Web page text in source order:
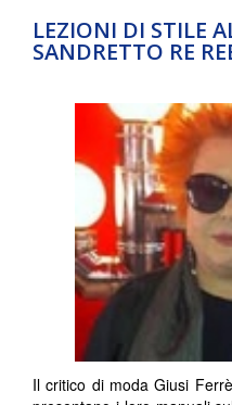
LEZIONI DI STILE
SANDRETTO RE
Il critico di moda Giusi